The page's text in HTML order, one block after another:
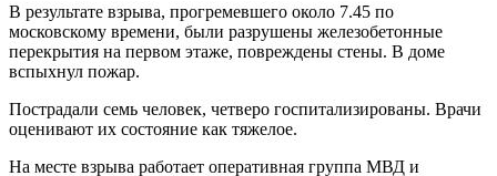
В результате взрыва, прогремевшего около 7.45 по
московскому времени, были разрушены железобетонные
перекрытия на первом этаже, повреждены стены. В доме
вспыхнул пожар.
Пострадали семь человек, четверо госпитализированы. Врачи
оценивают их состояние как тяжелое.
На месте взрыва работает оперативная группа МВД и